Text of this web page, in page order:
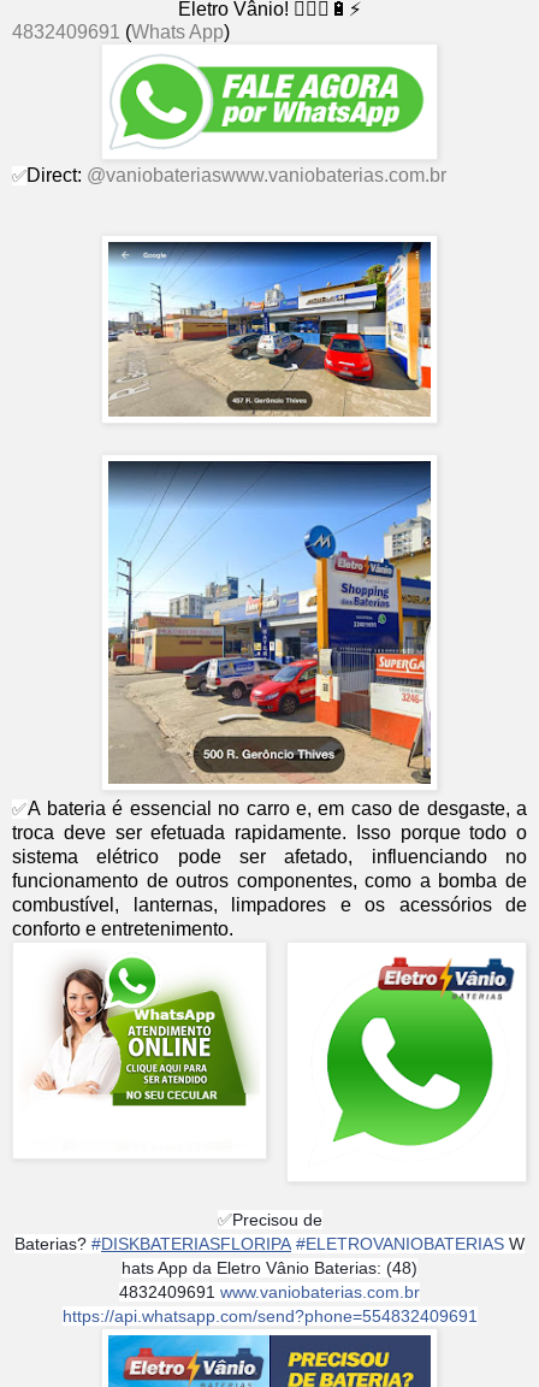
Eletro Vânio! 👨🏻‍⚕🔋⚡
4832409691 (Whats App)
✅Direct: @vaniobateriaswww.vaniobaterias.com.br
✅A bateria é essencial no carro e, em caso de desgaste, a
troca deve ser efetuada rapidamente. Isso porque todo o
sistema elétrico pode ser afetado, influenciando no
funcionamento de outros componentes, como a bomba de
combustível, lanternas, limpadores e os acessórios de
conforto e entretenimento.
✅Precisou de
Baterias? #DISKBATERIASFLORIPA #ELETROVANIOBATERIAS W
hats App da Eletro Vânio Baterias: (48)
4832409691 www.vaniobaterias.com.br
https://api.whatsapp.com/send?phone=554832409691